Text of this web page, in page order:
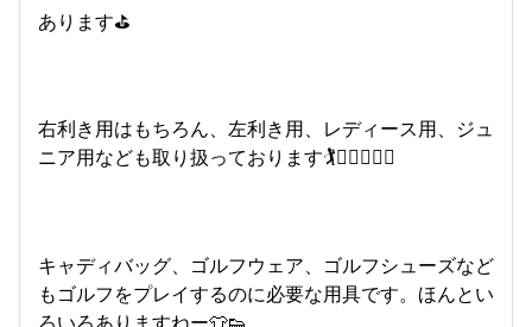
あります⛳️
右利き用はもちろん、左利き用、レディース用、ジュ
ニア用なども取り扱っております🏌️🏌️‍♀️🏌️‍♂️🙌
キャディバッグ、ゴルフウェア、ゴルフシューズなど
もゴルフをプレイするのに必要な用具です。ほんとい